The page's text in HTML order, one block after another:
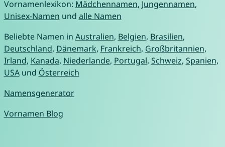
Vornamenlexikon: Mädchennamen, Jungennamen,
Unisex-Namen und alle Namen
Beliebte Namen in Australien, Belgien, Brasilien,
Deutschland, Dänemark, Frankreich, Großbritannien,
Irland, Kanada, Niederlande, Portugal, Schweiz, Spanien,
USAund Österreich
Namensgenerator
Vornamen Blog